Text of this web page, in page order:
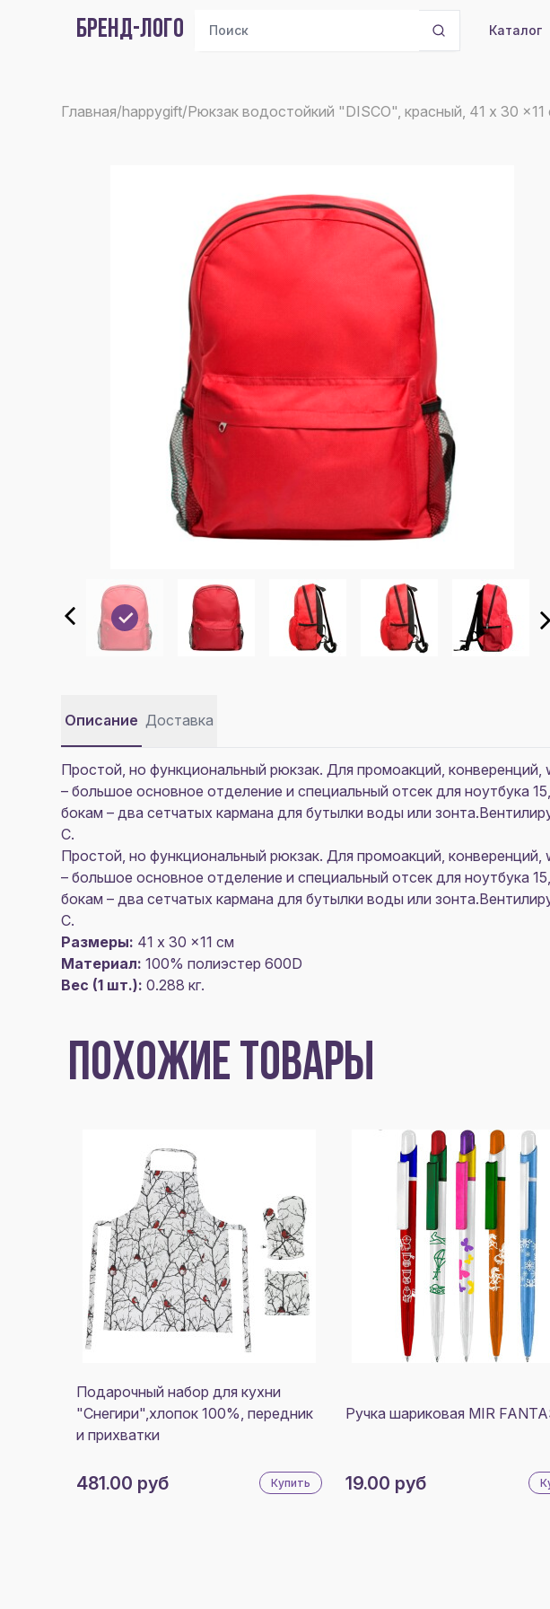
БРЕНД-ЛОГО Каталог
Главная/happygift/Рюкзак водостойкий "DISCO", красный, 41 x 30
Описание Доставка
Простой, но функциональный рюкзак. Для промоакций,
– большое основное отделение и специальный отсек для ноутбука
бокам – два сетчатых кармана для бутылки воды или
С.
Простой, но функциональный рюкзак. Для промоакций,
– большое основное отделение и специальный отсек для ноутбука
бокам – два сетчатых кармана для бутылки воды или
С.
Размеры: 41 x 30 x11 см
Материал: 100% полиэстер 600D
Вес (1 шт.): 0.288 кг.
ПОХОЖИЕ ТОВАРЫ
Подарочный набор для кухни
"Снегири",хлопок 100%, передник
и прихватки
481.00 руб Купить
Ручка шариковая MIR
19.00 руб